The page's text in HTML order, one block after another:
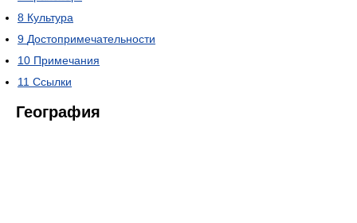
8 Культура
9 Достопримечательности
10 Примечания
11 Ссылки
География